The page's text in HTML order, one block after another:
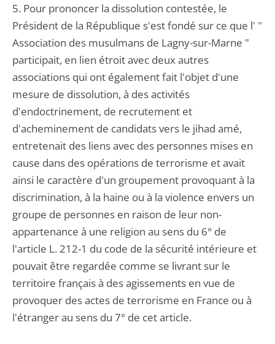
5. Pour prononcer la dissolution contestée, le
Président de la République s'est fondé sur ce que l' "
Association des musulmans de Lagny-sur-Marne "
participait, en lien étroit avec deux autres
associations qui ont également fait l'objet d'une
mesure de dissolution, à des activités
d'endoctrinement, de recrutement et
d'acheminement de candidats vers le jihad amé,
entretenait des liens avec des personnes mises en
cause dans des opérations de terrorisme et avait
ainsi le caractère d'un groupement provoquant à la
discrimination, à la haine ou à la violence envers un
groupe de personnes en raison de leur non-
appartenance à une religion au sens du 6° de
l'article L. 212-1 du code de la sécurité intérieure et
pouvait être regardée comme se livrant sur le
territoire français à des agissements en vue de
provoquer des actes de terrorisme en France ou à
l'étranger au sens du 7° de cet article.